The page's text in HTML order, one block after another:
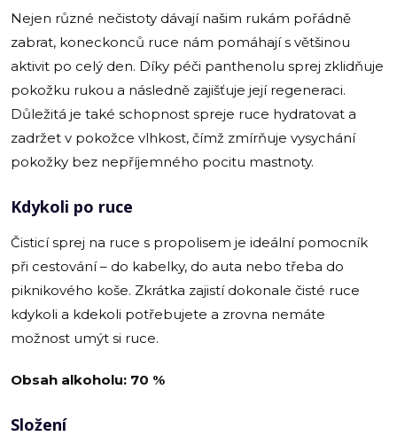
Nejen různé nečistoty dávají našim rukám pořádně
zabrat, koneckonců ruce nám pomáhají s většinou
aktivit po celý den. Díky péči panthenolu sprej zklidňuje
pokožku rukou a následně zajišťuje její regeneraci.
Důležitá je také schopnost spreje ruce hydratovat a
zadržet v pokožce vlhkost, čímž zmírňuje vysychání
pokožky bez nepříjemného pocitu mastnoty.
Kdykoli po ruce
Čisticí sprej na ruce s propolisem je ideální pomocník
při cestování – do kabelky, do auta nebo třeba do
piknikového koše. Zkrátka zajistí dokonale čisté ruce
kdykoli a kdekoli potřebujete a zrovna nemáte
možnost umýt si ruce.
Obsah alkoholu: 70 %
Složení